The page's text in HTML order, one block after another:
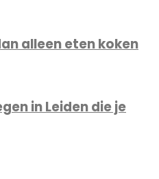
alleen eten koken
in Leiden die je